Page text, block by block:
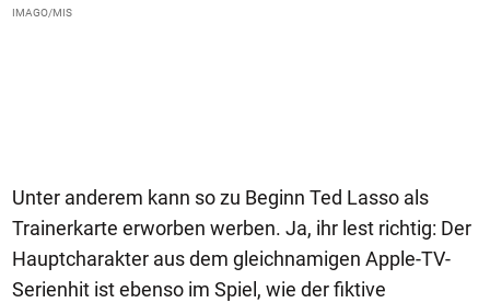
IMAGO/MIS
Unter anderem kann so zu Beginn Ted Lasso als
Trainerkarte erworben werben. Ja, ihr lest richtig: Der
Hauptcharakter aus dem gleichnamigen Apple-TV-
Serienhit ist ebenso im Spiel, wie der fiktive